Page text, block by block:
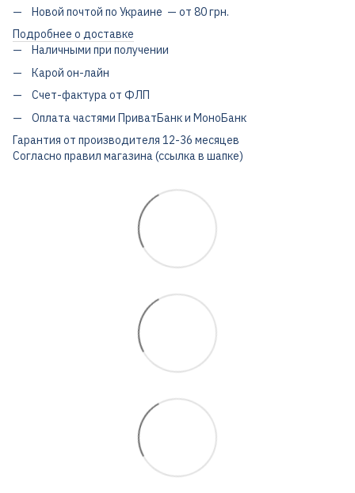
Новой почтой по Украине — от 80 грн.
Подробнее о доставке
Наличными при получении
Карой он-лайн
Счет-фактура от ФЛП
Оплата частями ПриватБанк и МоноБанк
Гарантия от производителя 12-36 месяцев
Согласно правил магазина (ссылка в шапке)